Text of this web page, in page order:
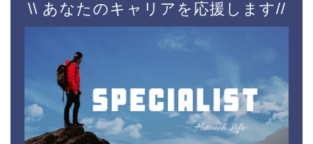
\\ あなたのキャリアを応援します//